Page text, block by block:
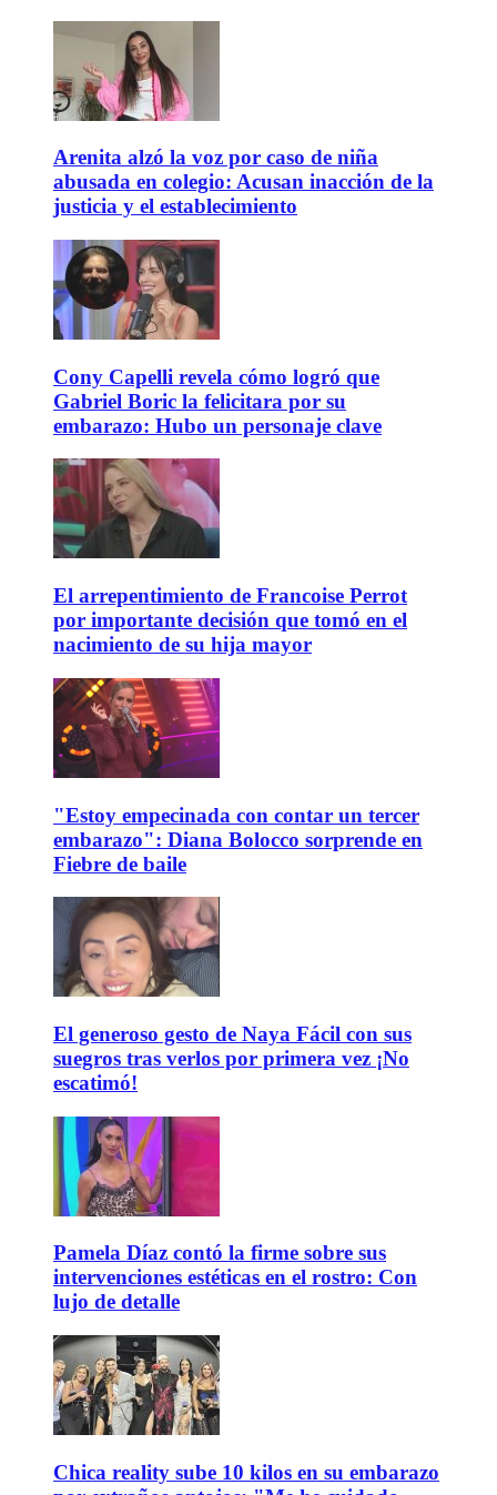
Arenita alzó la voz por caso de niña
abusada en colegio: Acusan inacción de la
justicia y el establecimiento
Cony Capelli revela cómo logró que
Gabriel Boric la felicitara por su
embarazo: Hubo un personaje clave
El arrepentimiento de Francoise Perrot
por importante decisión que tomó en el
nacimiento de su hija mayor
"Estoy empecinada con contar un tercer
embarazo": Diana Bolocco sorprende en
Fiebre de baile
El generoso gesto de Naya Fácil con sus
suegros tras verlos por primera vez ¡No
escatimó!
Pamela Díaz contó la firme sobre sus
intervenciones estéticas en el rostro: Con
lujo de detalle
Chica reality sube 10 kilos en su embarazo